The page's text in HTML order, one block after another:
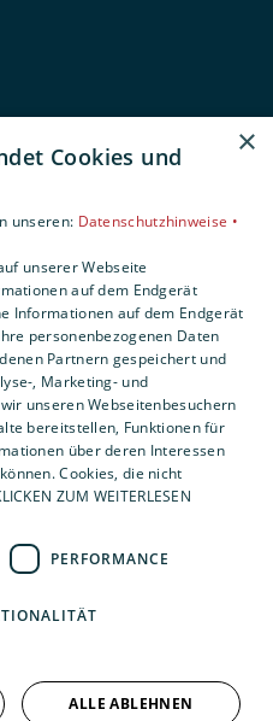
×
Cookies und
unseren: Datenschutzhinweise •
unserer Webseite
auf dem Endgerät
Informationen auf dem Endgerät
personenbezogenen Daten
Partnern gespeichert und
, Marketing- und
unseren Webseitenbesuchern
bereitstellen, Funktionen für
über deren Interessen
Cookies, die nicht
ZUM WEITERLESEN
PERFORMANCE
ALLE ABLEHNEN